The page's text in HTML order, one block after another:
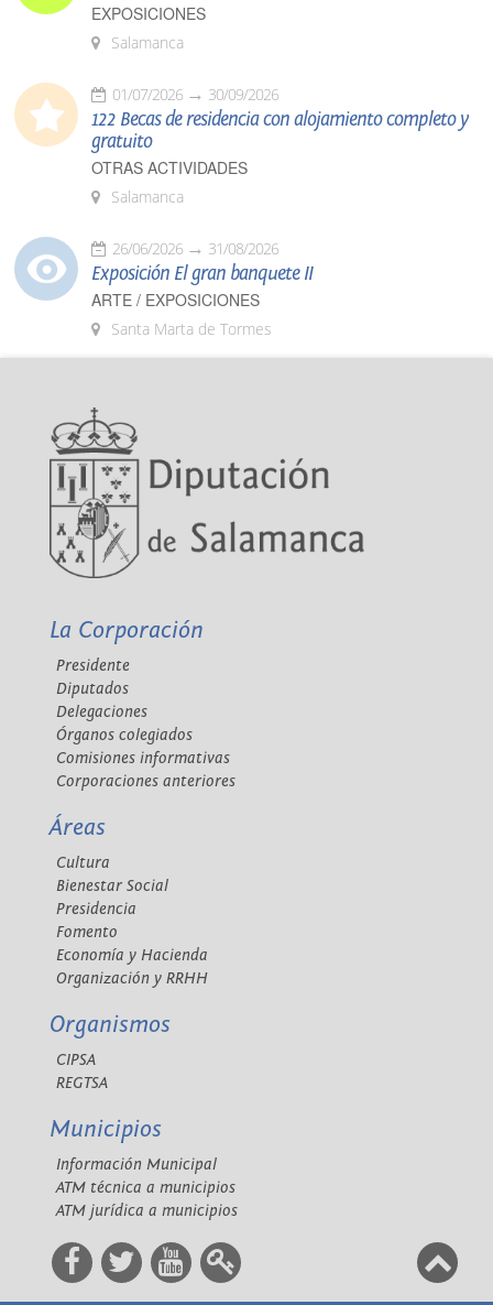
EXPOSICIONES
Salamanca
01/07/2026 30/09/2026
122 Becas de residencia con alojamiento completo y
gratuito
OTRAS ACTIVIDADES
Salamanca
26/06/2026 31/08/2026
Exposición El gran banquete II
ARTE / EXPOSICIONES
Santa Marta de Tormes
La Corporación
Presidente
Diputados
Delegaciones
Órganos colegiados
Comisiones informativas
Corporaciones anteriores
Áreas
Cultura
Bienestar Social
Presidencia
Fomento
Economía y Hacienda
Organización y RRHH
Organismos
CIPSA
REGTSA
Municipios
Información Municipal
ATM técnica a municipios
ATM jurídica a municipios